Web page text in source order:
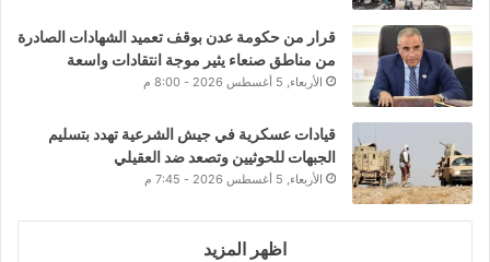
قرار من حكومة عدن بوقف تعميد الشهادات الصادرة
من مناطق صنعاء يثير موجة انتقادات واسعة
الأربعاء, 5 أغسطس 2026 - 8:00 م
قيادات عسكرية في جيش الشرعية تهدد بتسليم
الجبهات للحوثيين وتصعد ضد العقيلي
الأربعاء, 5 أغسطس 2026 - 7:45 م
اظهر المزيد